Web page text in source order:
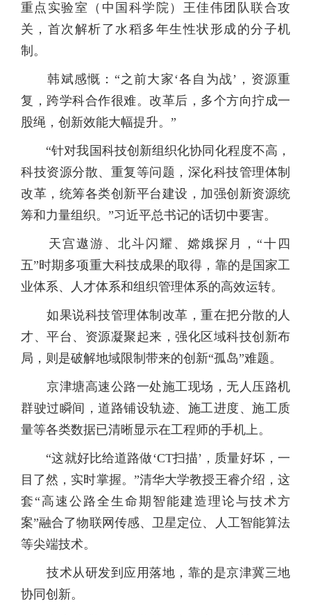
重点实验室（中国科学院）王佳伟团队联合攻
关，首次解析了水稻多年生性状形成的分子机
制。
韩斌感慨：“之前大家‘各自为战’，资源重
复，跨学科合作很难。改革后，多个方向拧成一
股绳，创新效能大幅提升。”
“针对我国科技创新组织化协同化程度不高，
科技资源分散、重复等问题，深化科技管理体制
改革，统筹各类创新平台建设，加强创新资源统
筹和力量组织。”习近平总书记的话切中要害。
天宫遨游、北斗闪耀、嫦娥探月，“十四
五”时期多项重大科技成果的取得，靠的是国家工
业体系、人才体系和组织管理体系的高效运转。
如果说科技管理体制改革，重在把分散的人
才、平台、资源凝聚起来，强化区域科技创新布
局，则是破解地域限制带来的创新“孤岛”难题。
京津塘高速公路一处施工现场，无人压路机
群驶过瞬间，道路铺设轨迹、施工进度、施工质
量等各类数据已清晰显示在工程师的手机上。
“这就好比给道路做‘CT扫描’，质量好坏，一
目了然，实时掌握。”清华大学教授王睿介绍，这
套“高速公路全生命期智能建造理论与技术方
案”融合了物联网传感、卫星定位、人工智能算法
等尖端技术。
技术从研发到应用落地，靠的是京津冀三地
协同创新。